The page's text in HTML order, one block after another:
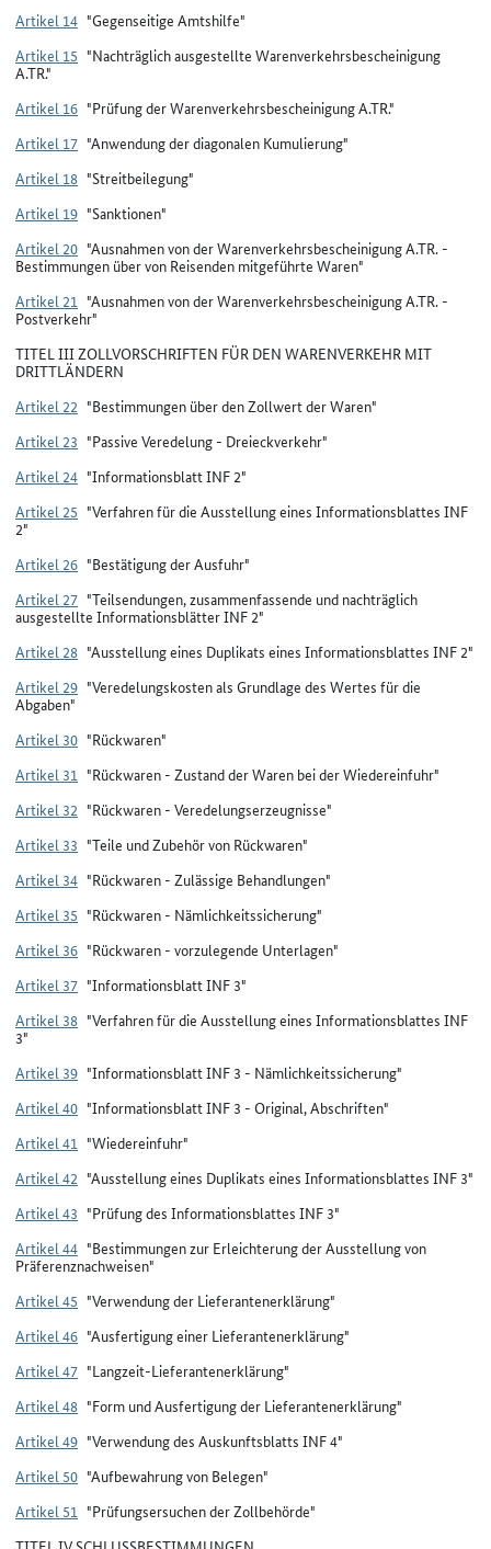
Artikel 14 "Gegenseitige Amtshilfe"
Artikel 15 "Nachträglich ausgestellte Warenverkehrsbescheinigung
A.TR."
Artikel 16 "Prüfung der Warenverkehrsbescheinigung A.TR."
Artikel 17 "Anwendung der diagonalen Kumulierung"
Artikel 18 "Streitbeilegung"
Artikel 19 "Sanktionen"
Artikel 20 "Ausnahmen von der Warenverkehrsbescheinigung A.TR. -
Bestimmungen über von Reisenden mitgeführte Waren"
Artikel 21 "Ausnahmen von der Warenverkehrsbescheinigung A.TR. -
Postverkehr"
TITEL III ZOLLVORSCHRIFTEN FÜR DEN WARENVERKEHR MIT
DRITTLÄNDERN
Artikel 22 "Bestimmungen über den Zollwert der Waren"
Artikel 23 "Passive Veredelung - Dreieckverkehr"
Artikel 24 "Informationsblatt INF 2"
Artikel 25 "Verfahren für die Ausstellung eines Informationsblattes INF
2"
Artikel 26 "Bestätigung der Ausfuhr"
Artikel 27 "Teilsendungen, zusammenfassende und nachträglich
ausgestellte Informationsblätter INF 2"
Artikel 28 "Ausstellung eines Duplikats eines Informationsblattes INF 2"
Artikel 29 "Veredelungskosten als Grundlage des Wertes für die
Abgaben"
Artikel 30 "Rückwaren"
Artikel 31 "Rückwaren - Zustand der Waren bei der Wiedereinfuhr"
Artikel 32 "Rückwaren - Veredelungserzeugnisse"
Artikel 33 "Teile und Zubehör von Rückwaren"
Artikel 34 "Rückwaren - Zulässige Behandlungen"
Artikel 35 "Rückwaren - Nämlichkeitssicherung"
Artikel 36 "Rückwaren - vorzulegende Unterlagen"
Artikel 37 "Informationsblatt INF 3"
Artikel 38 "Verfahren für die Ausstellung eines Informationsblattes INF
3"
Artikel 39 "Informationsblatt INF 3 - Nämlichkeitssicherung"
Artikel 40 "Informationsblatt INF 3 - Original, Abschriften"
Artikel 41 "Wiedereinfuhr"
Artikel 42 "Ausstellung eines Duplikats eines Informationsblattes INF 3"
Artikel 43 "Prüfung des Informationsblattes INF 3"
Artikel 44 "Bestimmungen zur Erleichterung der Ausstellung von
Präferenznachweisen"
Artikel 45 "Verwendung der Lieferantenerklärung"
Artikel 46 "Ausfertigung einer Lieferantenerklärung"
Artikel 47 "Langzeit-Lieferantenerklärung"
Artikel 48 "Form und Ausfertigung der Lieferantenerklärung"
Artikel 49 "Verwendung des Auskunftsblatts INF 4"
Artikel 50 "Aufbewahrung von Belegen"
Artikel 51 "Prüfungsersuchen der Zollbehörde"